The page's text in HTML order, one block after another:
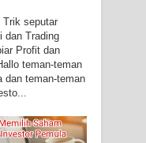
Trik seputar
dan Trading
Profit dan
teman-teman
dan teman-teman